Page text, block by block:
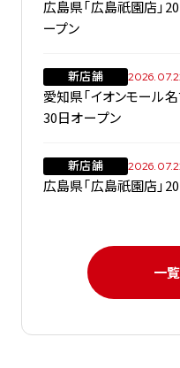
広島県「広島祇園店」
ープン
新店舗
愛知県「イオンモール
30日オープン
新店舗
広島県「広島祇園店」
一